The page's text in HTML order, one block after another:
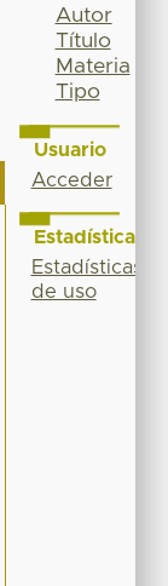
Autor
Título
Materia
Tipo
Usuario
Acceder
Estadísticas
Estadísticas
de uso